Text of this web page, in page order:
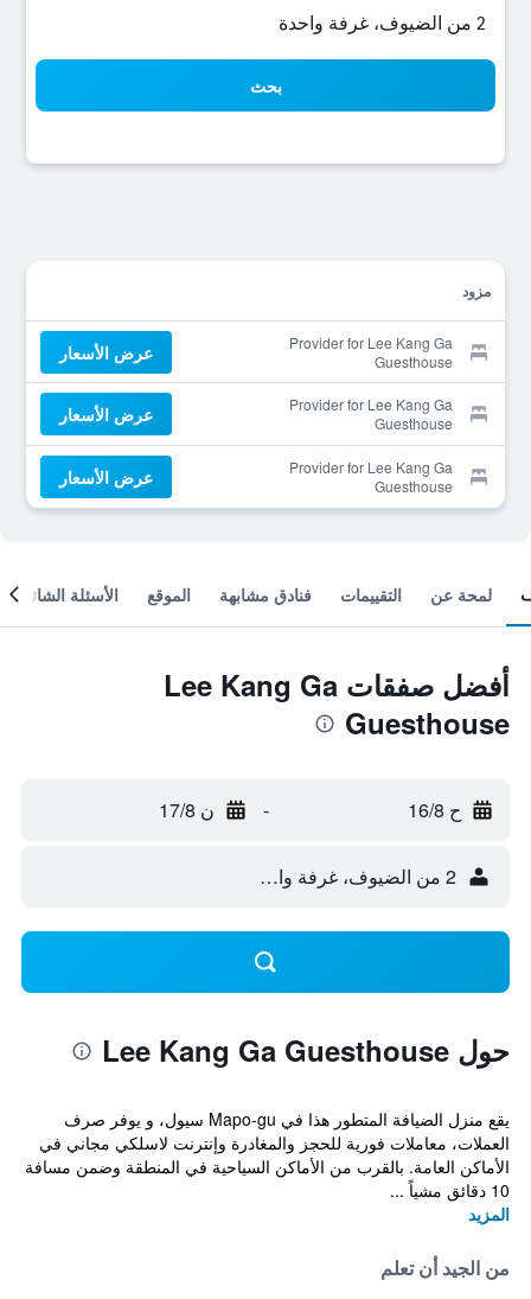
2 من الضيوف، غرفة واحدة
بحث
مزود
Provider for Lee Kang Ga
Guesthouse
عرض الأسعار
Provider for Lee Kang Ga
Guesthouse
عرض الأسعار
Provider for Lee Kang Ga
Guesthouse
عرض الأسعار
لمحة عن التقييمات فنادق مشابهة الموقع الأسئلة الشائعة
أفضل صفقات Lee Kang Ga
Guesthouse
ح 16/8 - ن 17/8
2 من الضيوف، غرفة واحدة
حول Lee Kang Ga Guesthouse
يقع منزل الضيافة المتطور هذا في Mapo-gu سيول، و يوفر صرف
العملات، معاملات فورية للحجز والمغادرة وإنترنت لاسلكي مجاني في
الأماكن العامة. بالقرب من الأماكن السياحية في المنطقة وضمن مسافة
10 دقائق مشياً ...
المزيد
من الجيد أن تعلم